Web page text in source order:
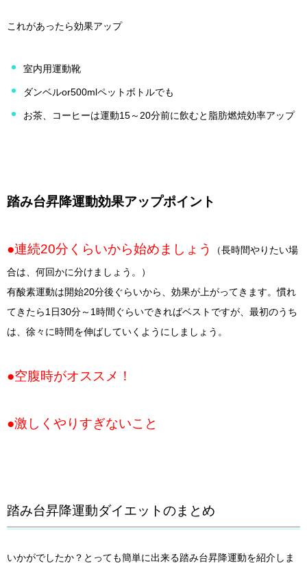
これがあったら効果アップ
室内用運動靴
ダンベルor500mlペットボトルでも
お茶、コーヒーは運動15～20分前に飲むと脂肪燃焼効率アップ
踏み台昇降運動効果アップポイント
●連続20分くらいから始めましょう
（長時間やりたい場
合は、何回かに分けましょう。）
有酸素運動は開始20分後ぐらいから、効果が上がってきます。慣れ
てきたら1日30分～1時間ぐらいできればベストですが、最初のうち
は、徐々に時間を伸ばしていくようにしましょう。
●空腹時がオススメ！
●激しくやりすぎないこと
踏み台昇降運動ダイエットのまとめ
いかがでしたか？とっても簡単に出来る踏み台昇降運動を紹介しま